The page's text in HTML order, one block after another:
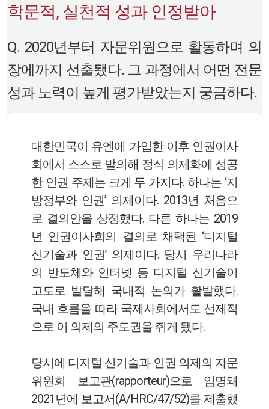
학문적, 실천적 성과 인정받아
Q. 2020년부터 자문위원으로 활동하며 의
장에까지 선출됐다. 그 과정에서 어떤 전문
성과 노력이 높게 평가받았는지 궁금하다.
대한민국이 유엔에 가입한 이후 인권이사
회에서 스스로 발의해 정식 의제화에 성공
한 인권 주제는 크게 두 가지다. 하나는 ‘지
방정부와 인권’ 의제이다. 2013년 처음으
로 결의안을 상정했다. 다른 하나는 2019
년 인권이사회의 결의로 채택된 ‘디지털
신기술과 인권’ 의제이다. 당시 우리나라
의 반도체와 인터넷 등 디지털 신기술이
고도로 발달해 국내적 논의가 활발했다.
국내 흐름을 따라 국제사회에서도 선제적
으로 이 의제의 주도권을 쥐게 됐다.
당시에 디지털 신기술과 인권 의제의 자문
위원회 보고관(rapporteur)으로 임명돼
2021년에 보고서(A/HRC/47/52)를 제출했